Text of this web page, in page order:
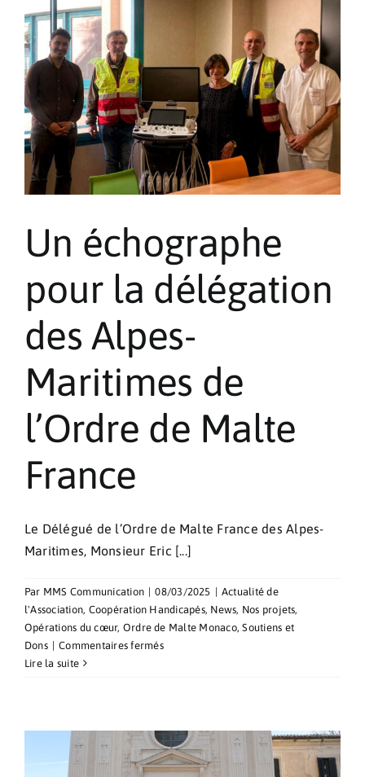
Un échographe
pour la délégation
des Alpes-
Maritimes de
l’Ordre de Malte
France
Le Délégué de l’Ordre de Malte France des Alpes-
Maritimes, Monsieur Eric [...]
Par MMS Communication 08/03/2025
Actualité de
l'Association, Coopération Handicapés, News, Nos projets,
Opérations du cœur, Ordre de Malte Monaco,Soutiens et
Dons
Commentaires ferméssur
délégation
des
Alpes-
Lire la suite